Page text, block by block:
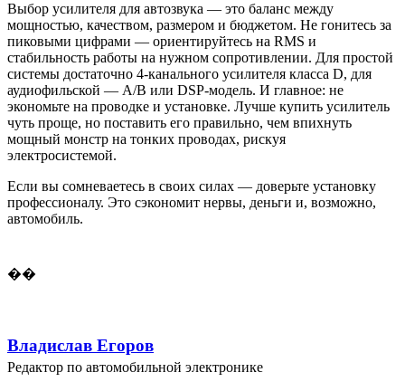
Выбор усилителя для автозвука — это баланс между
мощностью, качеством, размером и бюджетом. Не гонитесь за
пиковыми цифрами — ориентируйтесь на RMS и
стабильность работы на нужном сопротивлении. Для простой
системы достаточно 4-канального усилителя класса D, для
аудиофильской — A/B или DSP-модель. И главное: не
экономьте на проводке и установке. Лучше купить усилитель
чуть проще, но поставить его правильно, чем впихнуть
мощный монстр на тонких проводах, рискуя
электросистемой.
Если вы сомневаетесь в своих силах — доверьте установку
профессионалу. Это сэкономит нервы, деньги и, возможно,
автомобиль.
��
Владислав Егоров
Редактор по автомобильной электронике